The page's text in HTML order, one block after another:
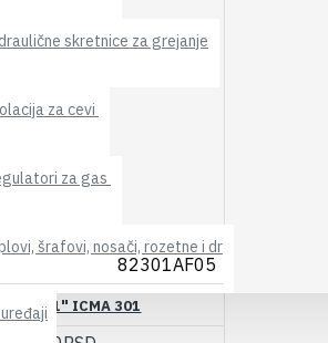
skretnice za grejanje
za cevi
za gas
šrafovi, nosači, rozetne i dr
82301AF05
1" ICMA 301